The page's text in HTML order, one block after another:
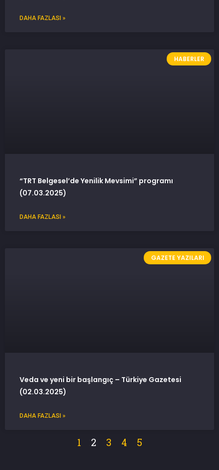
DAHA FAZLASI »
HABERLER
“TRT Belgesel’de Yenilik Mevsimi” programı
(07.03.2025)
DAHA FAZLASI »
GAZETE YAZILARI
Veda ve yeni bir başlangıç – Türkiye Gazetesi
(02.03.2025)
DAHA FAZLASI »
1 2 3 4 5